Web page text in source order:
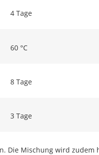
4 Tage
60 °C
8 Tage
3 Tage
Die Mischung wird zudem